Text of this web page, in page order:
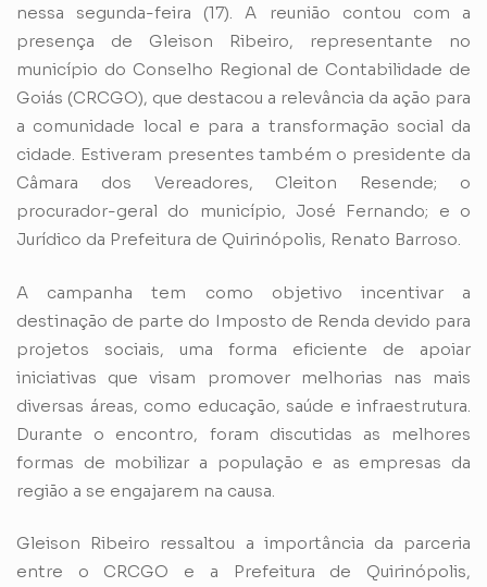
nessa segunda-feira (17). A reunião contou com a
presença de Gleison Ribeiro, representante no
município do Conselho Regional de Contabilidade de
Goiás (CRCGO), que destacou a relevância da ação para
a comunidade local e para a transformação social da
cidade. Estiveram presentes também o presidente da
Câmara dos Vereadores, Cleiton Resende; o
procurador-geral do município, José Fernando; e o
Jurídico da Prefeitura de Quirinópolis, Renato Barroso.
A campanha tem como objetivo incentivar a
destinação de parte do Imposto de Renda devido para
projetos sociais, uma forma eficiente de apoiar
iniciativas que visam promover melhorias nas mais
diversas áreas, como educação, saúde e infraestrutura.
Durante o encontro, foram discutidas as melhores
formas de mobilizar a população e as empresas da
região a se engajarem na causa.
Gleison Ribeiro ressaltou a importância da parceria
entre o CRCGO e a Prefeitura de Quirinópolis,